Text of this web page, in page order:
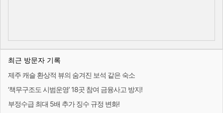
최근 방문자 기록
제주 캐슬 환상적 뷰의 숨겨진 보석 같은 숙소
‘책무구조도 시범운영’ 18곳 참여 금융사고 방지!
부정수급 최대 5배 추가 징수 규정 변화!